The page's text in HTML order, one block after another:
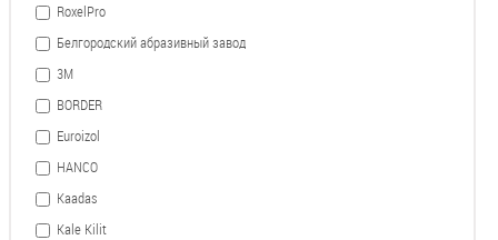
RoxelPro
Белгородский абразивный завод
3М
BORDER
Euroizol
HANCO
Kaadas
Kale Kilit